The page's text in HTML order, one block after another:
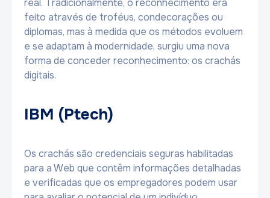
real. Tradicionalmente, o reconhecimento era
feito através de troféus, condecorações ou
diplomas, mas à medida que os métodos evoluem
e se adaptam à modernidade, surgiu uma nova
forma de conceder reconhecimento: os crachás
digitais.
IBM (Ptech)
Os crachás são credenciais seguras habilitadas
para a Web que contêm informações detalhadas
e verificadas que os empregadores podem usar